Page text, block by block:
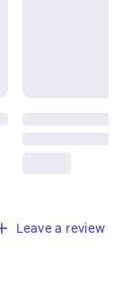
Leave a review